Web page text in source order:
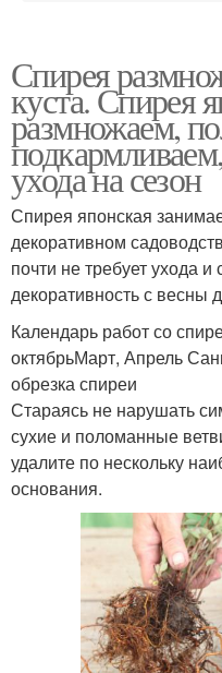
Трехлопастная спирея
Спирея
куста. Спирея
размножаем,
ухода на сезон
Спирея японская
декоративном
почти не требует ухода
декоративность с весны
Календарь работ со
октябрьМарт, Апрель
обрезка спиреи
Стараясь не нарушать
сухие и поломанные
удалите по нескольку
основания.